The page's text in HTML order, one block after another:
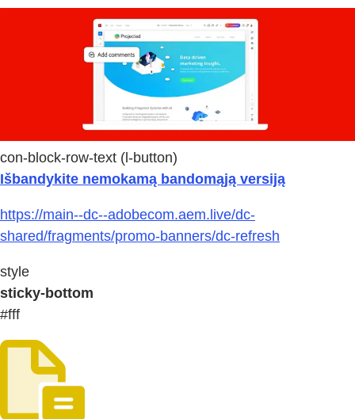
con-block-row-text (l-button)
Išbandykite nemokamą bandomąją versiją
https://main--dc--adobecom.aem.live/dc-
shared/fragments/promo-banners/dc-refresh
style
sticky-bottom
#fff